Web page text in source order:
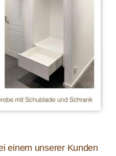
einem unserer Kunden